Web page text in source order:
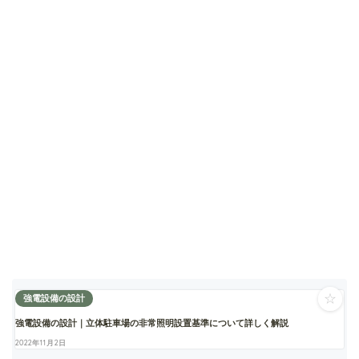
強電設備の設計
強電設備の設計｜立体駐車場の非常照明設置基準について詳しく解説
2022年11月2日
☆